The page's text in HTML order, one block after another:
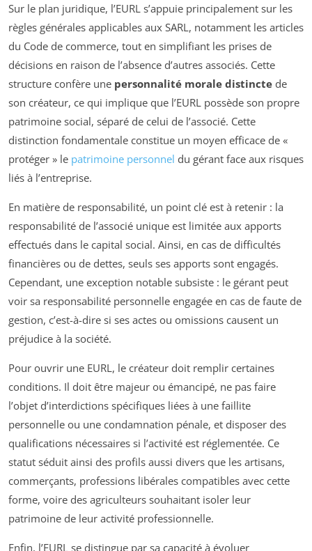
Sur le plan juridique, l’EURL s’appuie principalement sur les
règles générales applicables aux SARL, notamment les articles
du Code de commerce, tout en simplifiant les prises de
décisions en raison de l’absence d’autres associés. Cette
structure confère une personnalité morale distincte de
son créateur, ce qui implique que l’EURL possède son propre
patrimoine social, séparé de celui de l’associé. Cette
distinction fondamentale constitue un moyen efficace de «
protéger » le patrimoine personnel du gérant face aux risques
liés à l’entreprise.
En matière de responsabilité, un point clé est à retenir : la
responsabilité de l’associé unique est limitée aux apports
effectués dans le capital social. Ainsi, en cas de difficultés
financières ou de dettes, seuls ses apports sont engagés.
Cependant, une exception notable subsiste : le gérant peut
voir sa responsabilité personnelle engagée en cas de faute de
gestion, c’est-à-dire si ses actes ou omissions causent un
préjudice à la société.
Pour ouvrir une EURL, le créateur doit remplir certaines
conditions. Il doit être majeur ou émancipé, ne pas faire
l’objet d’interdictions spécifiques liées à une faillite
personnelle ou une condamnation pénale, et disposer des
qualifications nécessaires si l’activité est réglementée. Ce
statut séduit ainsi des profils aussi divers que les artisans,
commerçants, professions libérales compatibles avec cette
forme, voire des agriculteurs souhaitant isoler leur
patrimoine de leur activité professionnelle.
Enfin, l’EURL se distingue par sa capacité à évoluer